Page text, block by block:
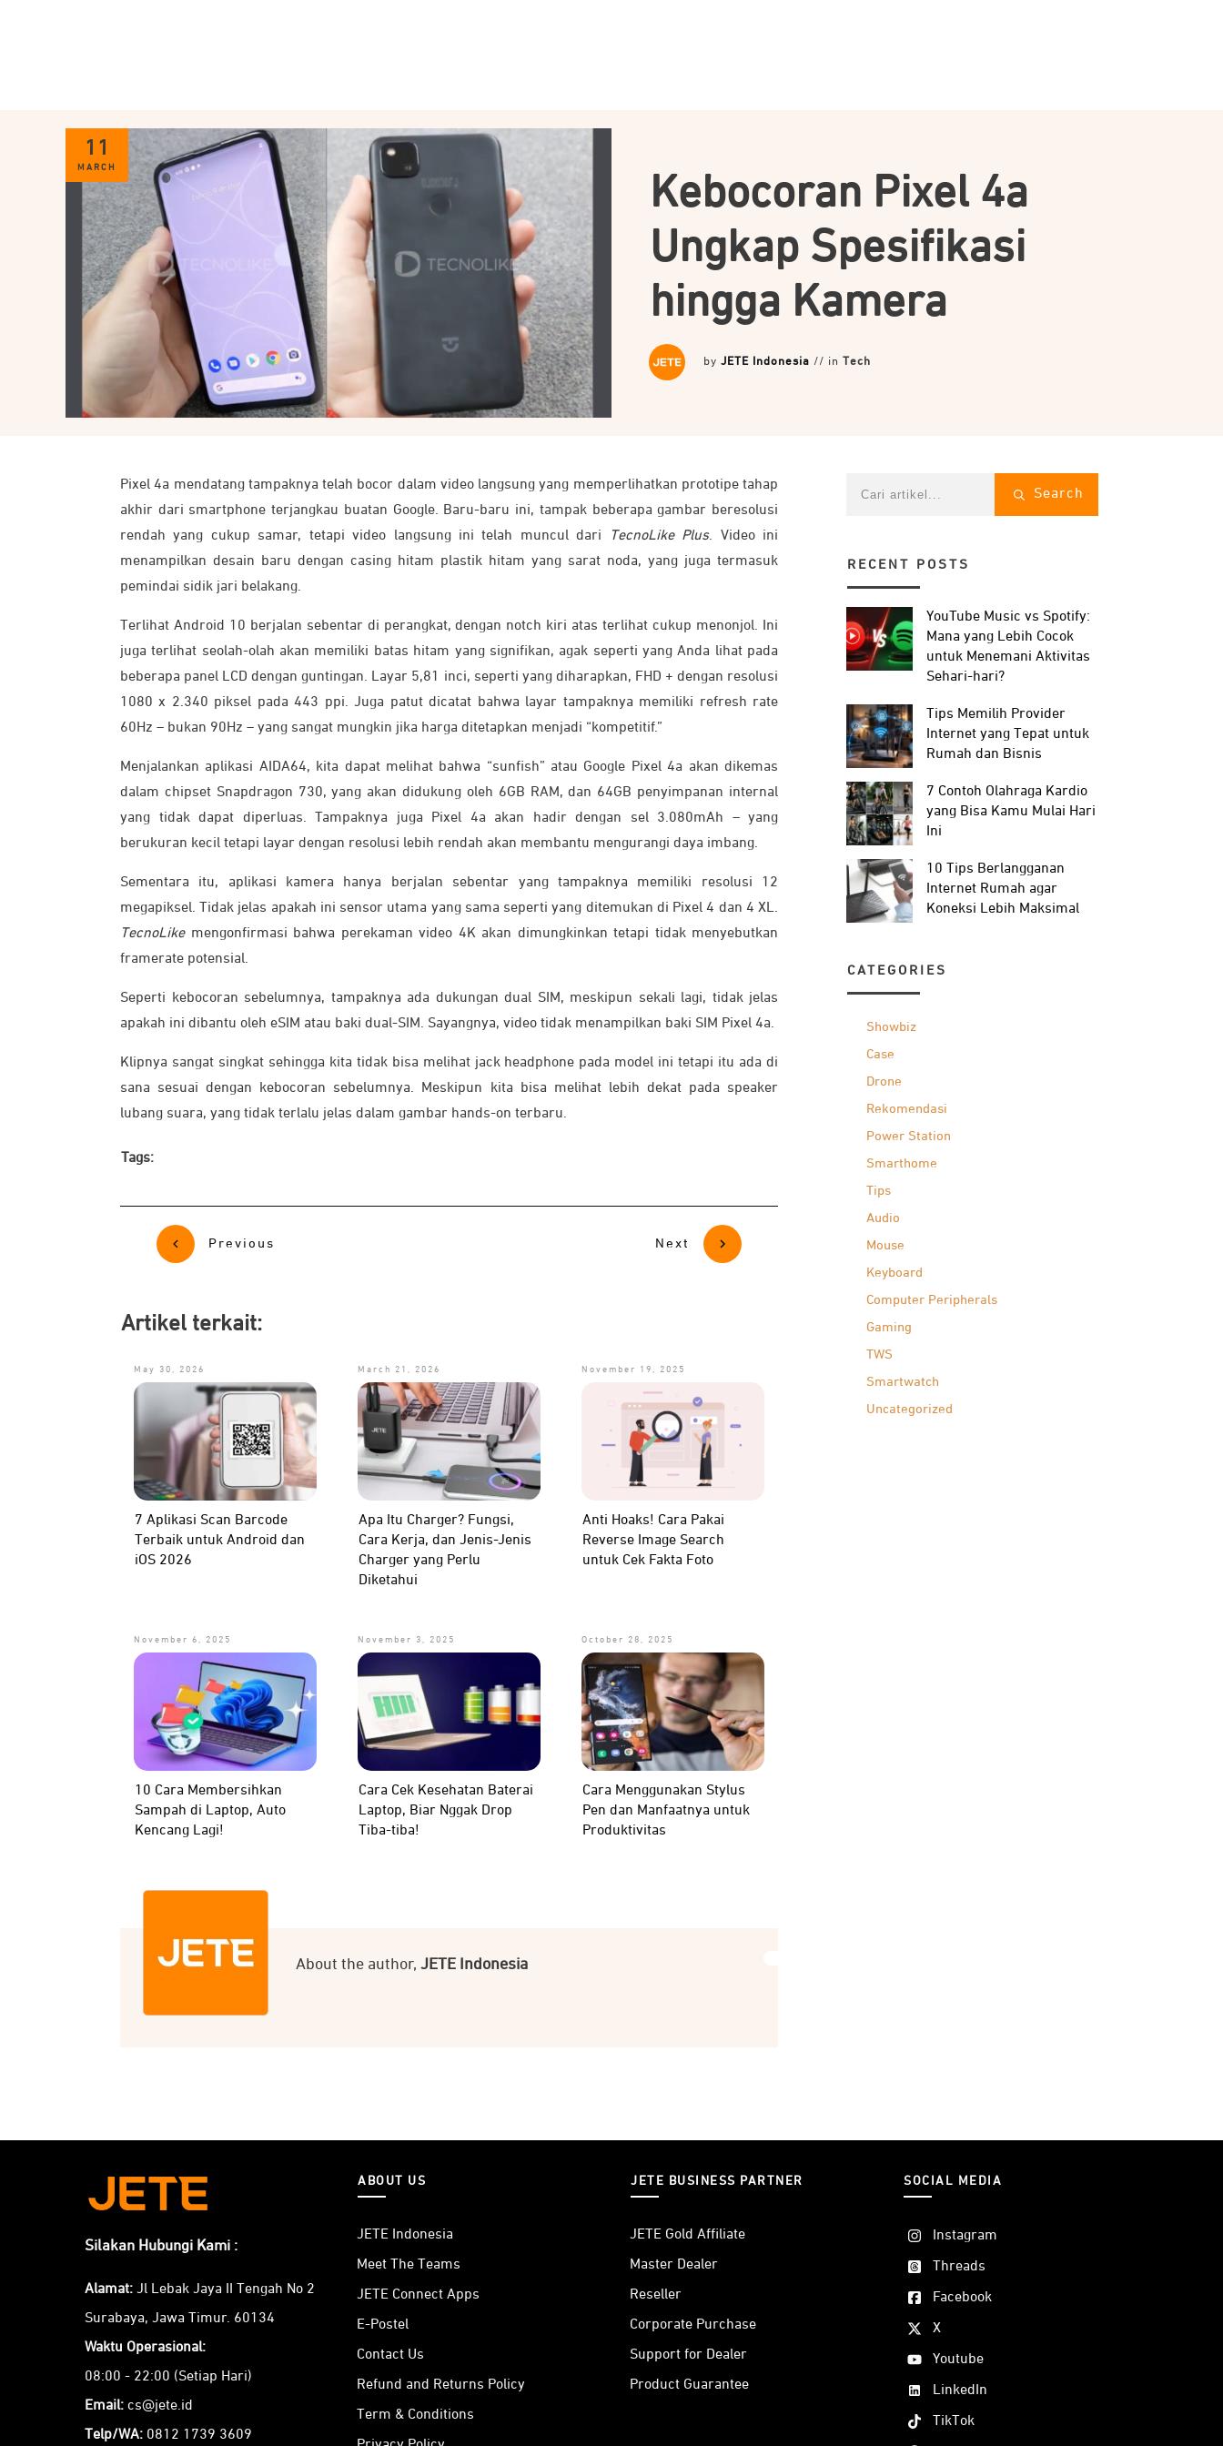
11
MARCH
Kebocoran Pixel 4a
Ungkap Spesifikasi
hingga Kamera
byJETE Indonesia // in Tech
Pixel 4a mendatang tampaknya telah bocor dalam video langsung yang memperlihatkan prototipe tahap
akhir dari smartphone terjangkau buatan Google. Baru-baru ini, tampak beberapa gambar beresolusi
rendah yang cukup samar, tetapi video langsung ini telah muncul dari
TecnoLike Plus. Video ini
menampilkan desain baru dengan casing hitam plastik hitam yang sarat noda, yang juga termasuk
pemindai sidik jari belakang.
Terlihat Android 10 berjalan sebentar di perangkat, dengan notch kiri atas terlihat cukup menonjol. Ini
juga terlihat seolah-olah akan memiliki batas hitam yang signifikan, agak seperti yang Anda lihat pada
beberapa panel LCD dengan guntingan. Layar 5,81 inci, seperti yang diharapkan, FHD + dengan resolusi
1080 x 2.340 piksel pada 443 ppi. Juga patut dicatat bahwa layar tampaknya memiliki refresh rate
60Hz – bukan 90Hz – yang sangat mungkin jika harga ditetapkan menjadi “kompetitif.”
Menjalankan aplikasi AIDA64, kita dapat melihat bahwa “sunfish” atau Google Pixel 4a akan dikemas
dalam chipset Snapdragon 730, yang akan didukung oleh 6GB RAM, dan 64GB penyimpanan internal
yang tidak dapat diperluas. Tampaknya juga Pixel 4a akan hadir dengan sel 3.080mAh – yang
berukuran kecil tetapi layar dengan resolusi lebih rendah akan membantu mengurangi daya imbang.
Sementara itu, aplikasi kamera hanya berjalan sebentar yang tampaknya memiliki resolusi 12
megapiksel. Tidak jelas apakah ini sensor utama yang sama seperti yang ditemukan di Pixel 4 dan 4 XL.
TecnoLikemengonfirmasi bahwa perekaman video 4K akan dimungkinkan tetapi tidak menyebutkan
framerate potensial.
Seperti kebocoran sebelumnya, tampaknya ada dukungan dual SIM, meskipun sekali lagi, tidak jelas
apakah ini dibantu oleh eSIM atau baki dual-SIM. Sayangnya, video tidak menampilkan baki SIM Pixel 4a.
Klipnya sangat singkat sehingga kita tidak bisa melihat jack headphone pada model ini tetapi itu ada di
sana sesuai dengan kebocoran sebelumnya. Meskipun kita bisa melihat lebih dekat pada speaker
lubang suara, yang tidak terlalu jelas dalam gambar hands-on terbaru.
Tags:
Previous Next
Artikel terkait:
May 30, 2026
7 Aplikasi Scan Barcode
Terbaik untuk Android dan
iOS 2026
March 21, 2026
Apa Itu Charger? Fungsi,
Cara Kerja, dan Jenis-Jenis
Charger yang Perlu
Diketahui
November 19, 2025
Anti Hoaks! Cara Pakai
Reverse Image Search
untuk Cek Fakta Foto
November 6, 2025
10 Cara Membersihkan
Sampah di Laptop, Auto
Kencang Lagi!
November 3, 2025
Cara Cek Kesehatan Baterai
Laptop, Biar Nggak Drop
Tiba-tiba!
October 28, 2025
Cara Menggunakan Stylus
Pen dan Manfaatnya untuk
Produktivitas
About the author,JETE Indonesia
Search
RECENT POSTS
YouTube Music vs Spotify:
Mana yang Lebih Cocok
untuk Menemani Aktivitas
Sehari-hari?
Tips Memilih Provider
Internet yang Tepat untuk
Rumah dan Bisnis
7 Contoh Olahraga Kardio
yang Bisa Kamu Mulai Hari
Ini
10 Tips Berlangganan
Internet Rumah agar
Koneksi Lebih Maksimal
CATEGORIES
Showbiz
Case
Drone
Rekomendasi
Power Station
Smarthome
Tips
Audio
Mouse
Keyboard
Computer Peripherals
Gaming
TWS
Smartwatch
Uncategorized
Silakan Hubungi Kami :
Alamat: Jl Lebak Jaya II Tengah No 2
Surabaya, Jawa Timur. 60134
Waktu Operasional:
08:00 - 22:00 (Setiap Hari)
Email: cs@jete.id
Telp/WA: 0812 1739 3609
ABOUT US
JETE Indonesia
Meet The Teams
JETE Connect Apps
E-Postel
Contact Us
Refund and Returns Policy
Term & Conditions
JETE BUSINESS PARTNER
JETE Gold Affiliate
Master Dealer
Reseller
Corporate Purchase
Support for Dealer
Product Guarantee
SOCIAL MEDIA
Instagram
Threads
Facebook
X
Youtube
LinkedIn
TikTok